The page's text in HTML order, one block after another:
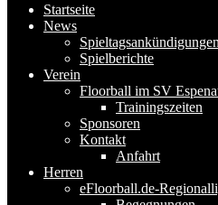
Startseite
News
Spieltagsankündigungen
Spielberichte
Verein
Floorball im SV
Trainingszeiten
Sponsoren
Kontakt
Anfahrt
Herren
eFloorball.de-